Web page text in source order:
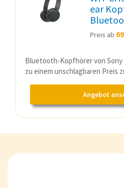
ear
Preis ab
Bluetooth-Kopfhörer von Sony
zu einem unschlagbaren Preis
Angebot